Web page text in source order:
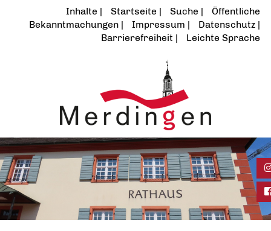
Inhalte Startseite Suche
Öffentliche
Bekanntmachungen
Impressum
Datenschutz
Barrierefreiheit
Leichte Sprache